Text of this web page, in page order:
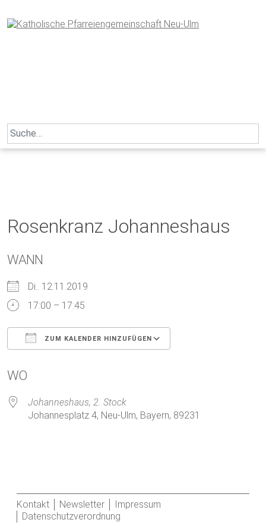
to
content
Search
for:
Rosenkranz Johanneshaus
WANN
Di.. 12.11.2019
17:00 – 17:45
ZUM KALENDER HINZUFÜGEN
WO
Johanneshaus, 2. Stock
Johannesplatz 4, Neu-Ulm, Bayern, 89231
Kontakt Newsletter
Impressum
Datenschutzverordnung